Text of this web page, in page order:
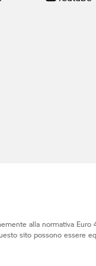
alla normativa Euro
sito possono essere